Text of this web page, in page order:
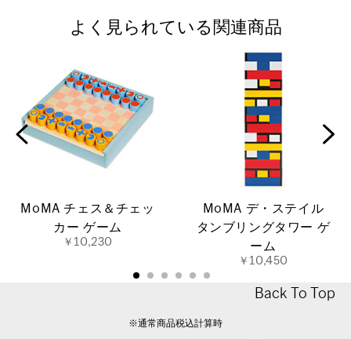
よく見られている関連商品
MoMA チェス＆チェッ
カー ゲーム
￥10,230
MoMA デ・ステイル
タンブリングタワー ゲ
ーム
￥10,450
Back To Top
※通常商品税込計算時